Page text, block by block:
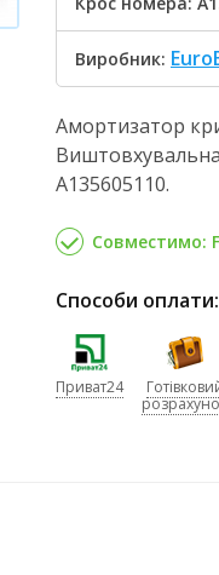
Виробник:
Амортизатор
A135605110.
Совместимо:
Способи оплати:
Приват24